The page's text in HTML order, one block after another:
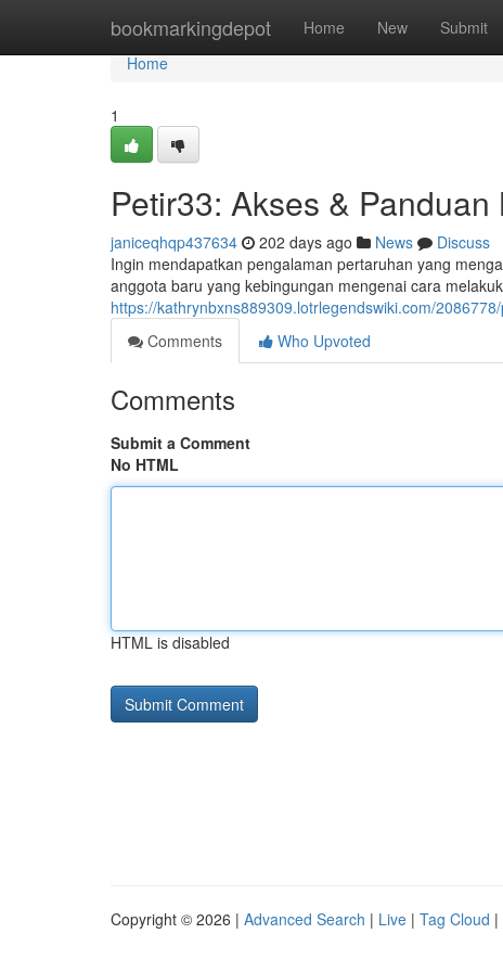
bookmarkingdepot Home New Submit
Home
Home
1
Petir33: Akses & Panduan
janiceqhqp437634 202 days ago News
Discuss
Ingin mendapatkan pengalaman pertaruhan yang
anggota baru yang kebingungan mengenai cara
https://kathrynbxns889309.lotrlegendswiki.com/
Comments
Who Upvoted
Comments
Submit a Comment
No HTML
HTML is disabled
Copyright © 2026 | Advanced Search | Live | Tag Cloud |